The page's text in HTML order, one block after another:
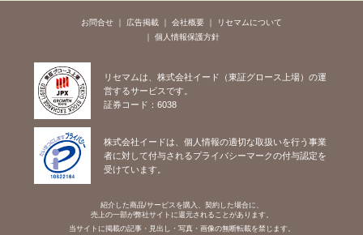
お問合せ 広告掲載 会社概要
リセマムについて
個人情報保護方針
リセマムは、株式会社イード（東証グロース上場）の運
営するサービスです。
証券コード：6038
株式会社イードは、個人情報の適切な取扱いを行う事業
者に対して付与されるプライバシーマークの付与認定を
受けています。
紹介した商品/サービスを購入、契約した場合に、
売上の一部が弊社サイトに還元されることがあります。
当サイトに掲載の記事・見出し・写真・画像の無断転載を禁じます。